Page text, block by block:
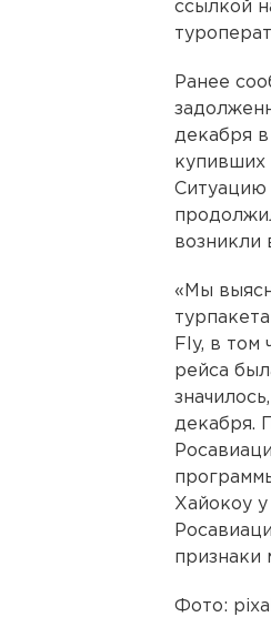
ссылкой
Ранее
декабря
купивших
Ситуацию
возникли
«Мы
Fly, в том
рейса
декабря.
Хайокоу
признаки
Фото: